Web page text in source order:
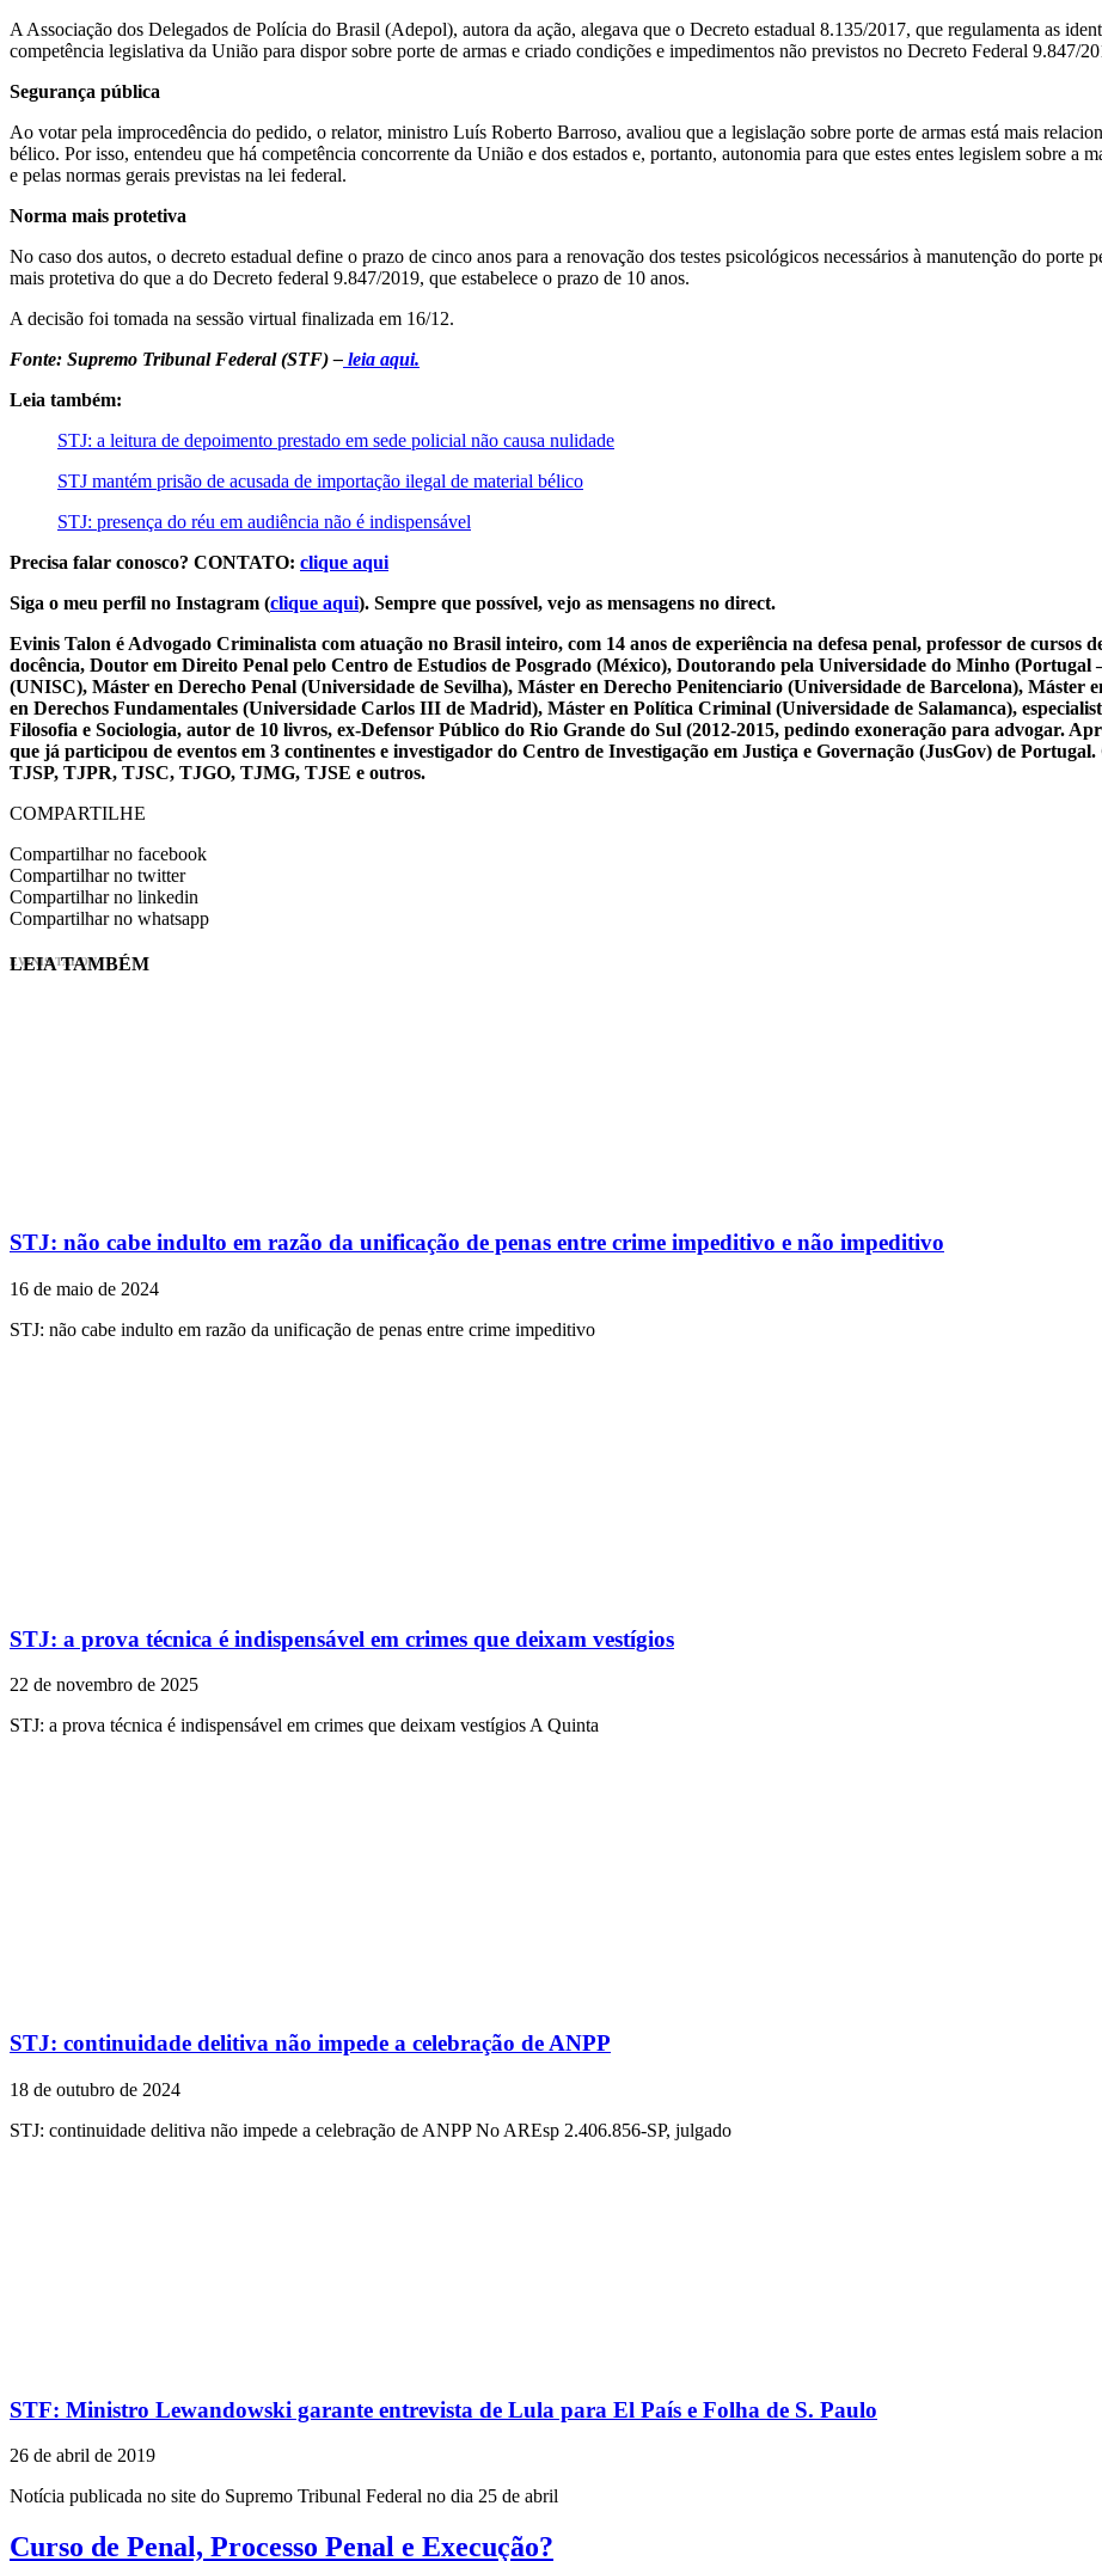
A Associação dos Delegados de Polícia do Brasil (Adepol), autora da ação, alegava que o Decreto estadual 8.135/2017, que regulamenta as
competência legislativa da União para dispor sobre porte de armas e criado condições e impedimentos não previstos no Decreto Federal 9.847/
Segurança pública
Ao votar pela improcedência do pedido, o relator, ministro Luís Roberto Barroso, avaliou que a legislação sobre porte de armas está mais
bélico. Por isso, entendeu que há competência concorrente da União e dos estados e, portanto, autonomia para que estes entes legislem sobre a
e pelas normas gerais previstas na lei federal.
Norma mais protetiva
No caso dos autos, o decreto estadual define o prazo de cinco anos para a renovação dos testes psicológicos necessários à manutenção do porte
mais protetiva do que a do Decreto federal 9.847/2019, que estabelece o prazo de 10 anos.
A decisão foi tomada na sessão virtual finalizada em 16/12.
Fonte: Supremo Tribunal Federal (STF) – leia aqui.
Leia também:
STJ: a leitura de depoimento prestado em sede policial não causa nulidade
STJ mantém prisão de acusada de importação ilegal de material bélico
STJ: presença do réu em audiência não é indispensável
Precisa falar conosco? CONTATO: clique aqui
Siga o meu perfil no Instagram (clique aqui). Sempre que possível, vejo as mensagens no direct.
Evinis Talon é Advogado Criminalista com atuação no Brasil inteiro, com 14 anos de experiência na defesa penal, professor de cursos
docência, Doutor em Direito Penal pelo Centro de Estudios de Posgrado (México), Doutorando pela Universidade do Minho (Portugal
(UNISC), Máster en Derecho Penal (Universidade de Sevilha), Máster en Derecho Penitenciario (Universidade de Barcelona),
en Derechos Fundamentales (Universidade Carlos III de Madrid), Máster en Política Criminal (Universidade de Salamanca),
Filosofia e Sociologia, autor de 10 livros, ex-Defensor Público do Rio Grande do Sul (2012-2015, pedindo exoneração para advogar.
que já participou de eventos em 3 continentes e investigador do Centro de Investigação em Justiça e Governação (JusGov) de
TJSP, TJPR, TJSC, TJGO, TJMG, TJSE e outros.
COMPARTILHE
Compartilhar no facebook
Compartilhar no twitter
Compartilhar no linkedin
Compartilhar no whatsapp
EVINIS TALON
LEIA TAMBÉM
STJ: não cabe indulto em razão da unificação de penas entre crime impeditivo e não impeditivo
16 de maio de 2024
STJ: não cabe indulto em razão da unificação de penas entre crime impeditivo
STJ: a prova técnica é indispensável em crimes que deixam vestígios
22 de novembro de 2025
STJ: a prova técnica é indispensável em crimes que deixam vestígios A Quinta
STJ: continuidade delitiva não impede a celebração de ANPP
18 de outubro de 2024
STJ: continuidade delitiva não impede a celebração de ANPP No AREsp 2.406.856-SP, julgado
STF: Ministro Lewandowski garante entrevista de Lula para El País e Folha de S. Paulo
26 de abril de 2019
Notícia publicada no site do Supremo Tribunal Federal no dia 25 de abril
Curso de Penal, Processo Penal e Execução?